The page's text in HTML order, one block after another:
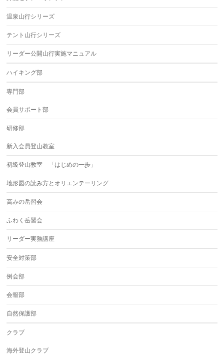
温泉山行シリーズ
テント山行シリーズ
リーダー公開山行実施マニュアル
ハイキング部
専門部
会員サポート部
研修部
新入会員登山教室
初級登山教室 「はじめの一歩」
地形図の読み方とオリエンテーリング
高みの岳習会
ふわく岳習会
リーダー実務講座
安全対策部
例会部
会報部
自然保護部
クラブ
海外登山クラブ